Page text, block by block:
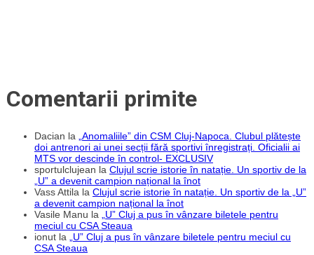
Comentarii primite
Dacian la „Anomaliile” din CSM Cluj-Napoca. Clubul plătește
doi antrenori ai unei secții fără sportivi înregistrați. Oficialii ai
MTS vor descinde în control- EXCLUSIV
sportulclujean la Clujul scrie istorie în natație. Un sportiv de la
„U” a devenit campion național la înot
Vass Attila la Clujul scrie istorie în natație. Un sportiv de la „U”
a devenit campion național la înot
Vasile Manu la „U” Cluj a pus în vânzare biletele pentru
meciul cu CSA Steaua
ionut la „U” Cluj a pus în vânzare biletele pentru meciul cu
CSA Steaua